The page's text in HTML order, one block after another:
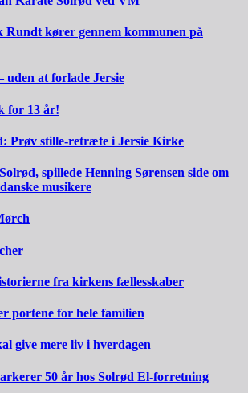
Rundt kører gennem kommunen på
uden at forlade Jersie
for 13 år!
Prøv stille-retræte i Jersie Kirke
spillede Henning Sørensen side om
musikere
fra kirkens fællesskaber
portene for hele familien
give mere liv i hverdagen
50 år hos Solrød El-forretning